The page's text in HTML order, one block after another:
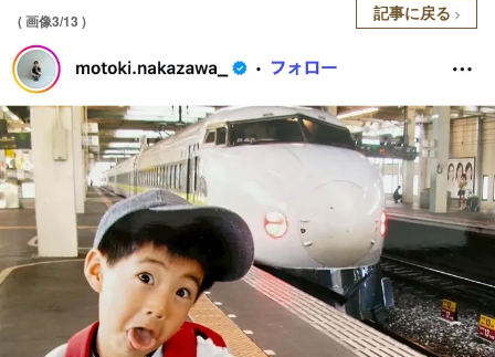
( 画像3/13 ) 記事に戻る